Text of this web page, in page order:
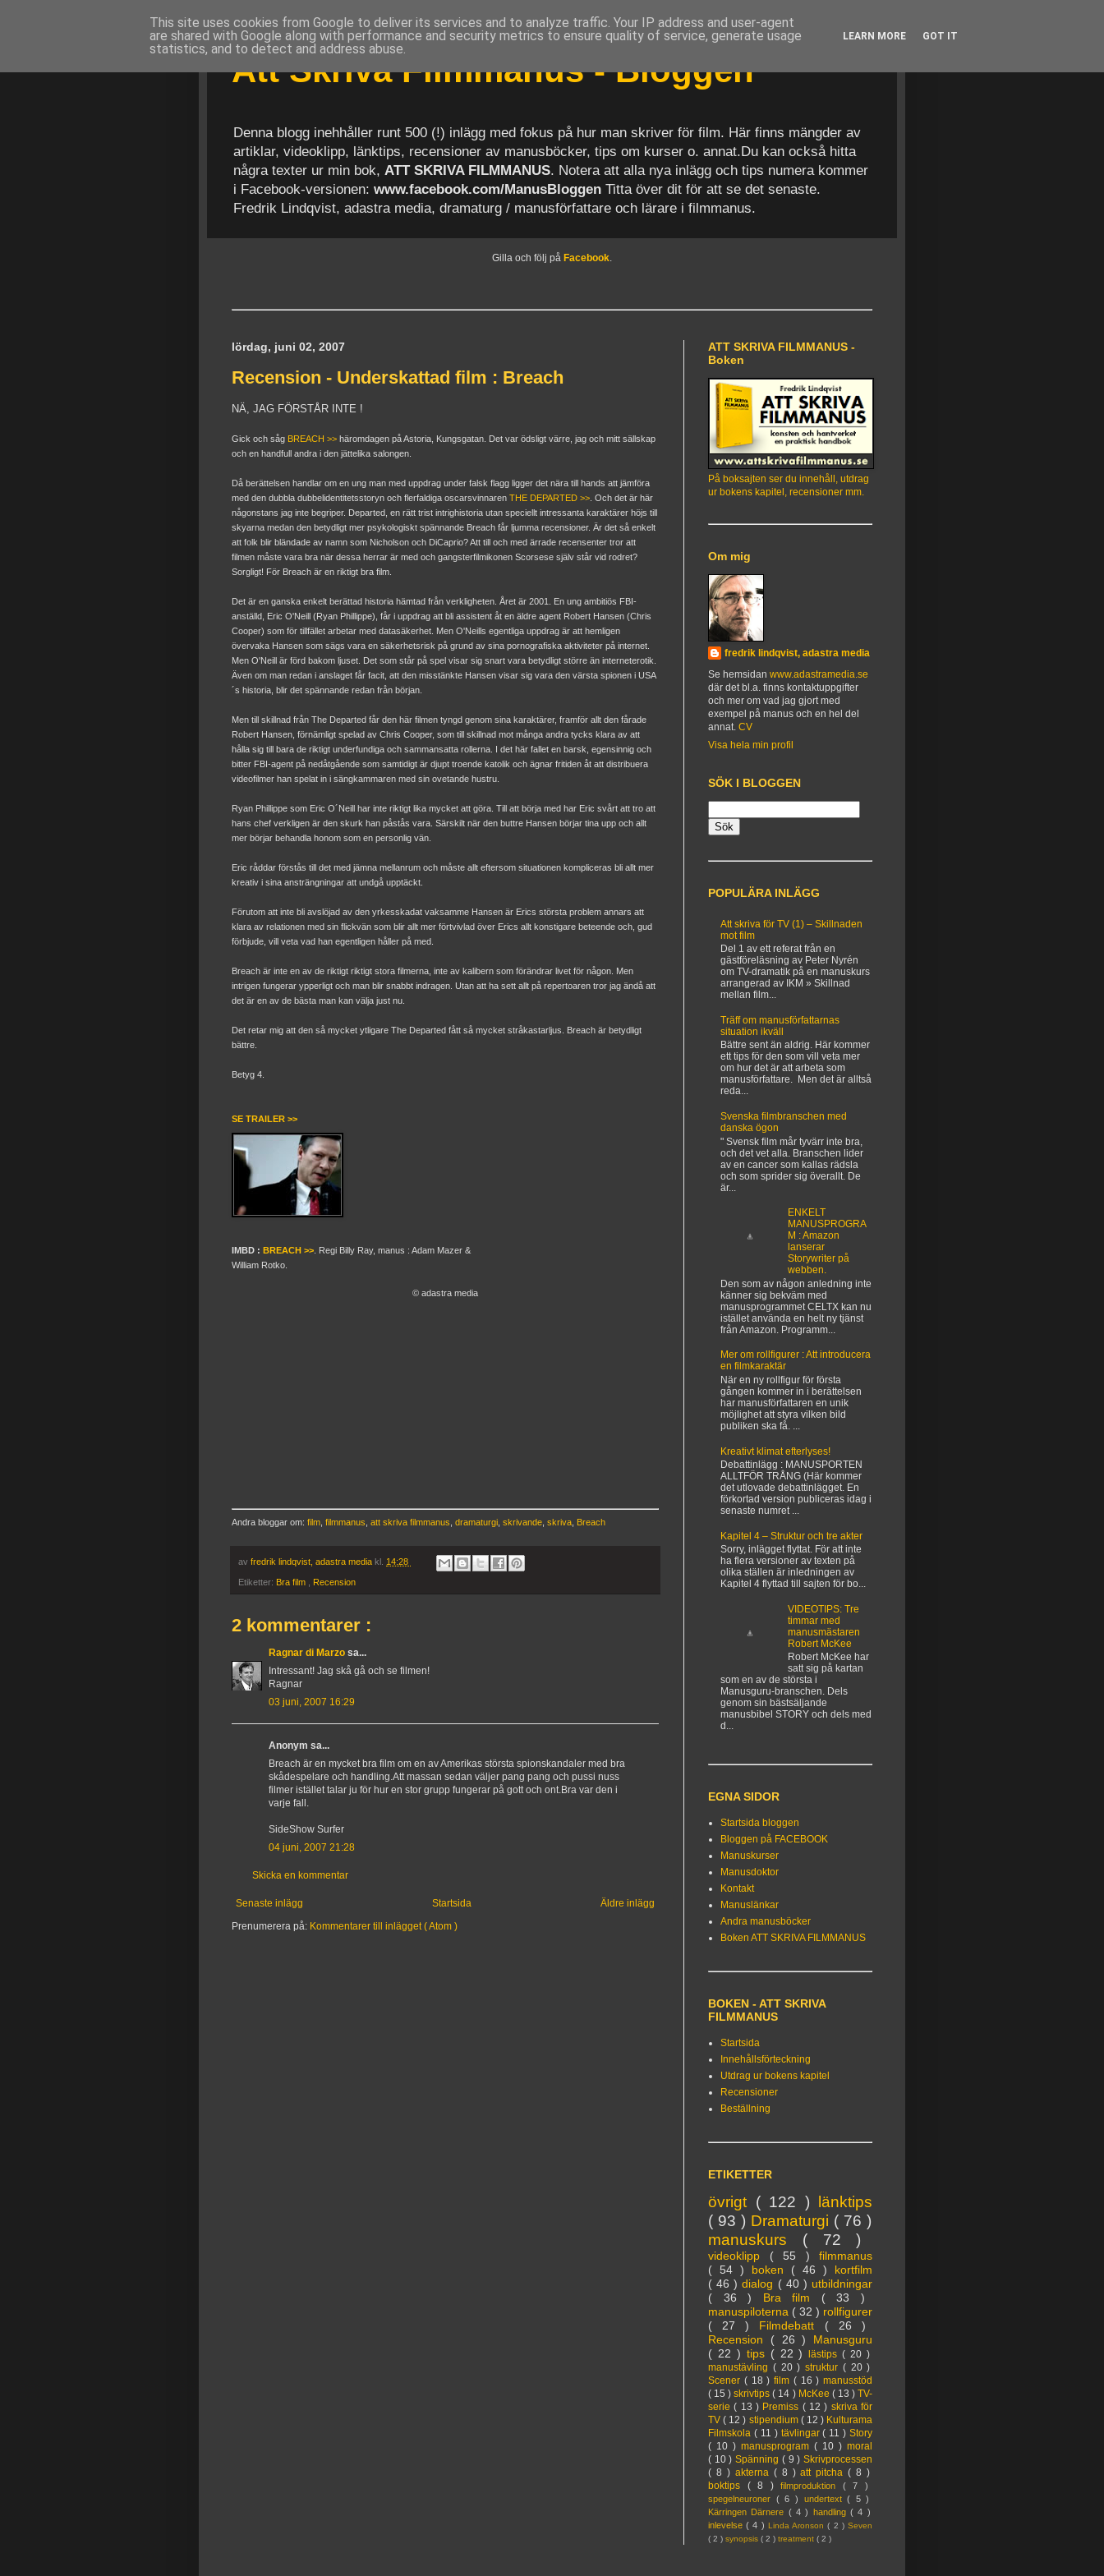
Att Skriva Filmmanus - Bloggen
Denna blogg inehhåller runt 500 (!) inlägg med fokus på hur man skriver för film. Här finns mängder av
artiklar, videoklipp, länktips, recensioner av manusböcker, tips om kurser o. annat.Du kan också hitta
några texter ur min bok, ATT SKRIVA FILMMANUS. Notera att alla nya inlägg och tips numera kommer
i Facebook-versionen: www.facebook.com/ManusBloggen Titta över dit för att se det senaste.
Fredrik Lindqvist, adastra media, dramaturg / manusförfattare och lärare i filmmanus.
Gilla och följ på Facebook.
lördag, juni 02, 2007
Recension - Underskattad film : Breach
NÄ, JAG FÖRSTÅR INTE !
Gick och såg BREACH >> häromdagen på Astoria, Kungsgatan. Det var ödsligt värre, jag och mitt sällskap
och en handfull andra i den jättelika salongen.
Då berättelsen handlar om en ung man med uppdrag under falsk flagg ligger det nära till hands att jämföra
med den dubbla dubbelidentitetsstoryn och flerfaldiga oscarsvinnaren THE DEPARTED >> . Och det är här
någonstans jag inte begriper. Departed, en rätt trist intrighistoria utan speciellt intressanta karaktärer höjs till
skyarna medan den betydligt mer psykologiskt spännande Breach får ljumma recensioner. Är det så enkelt
att folk blir bländade av namn som Nicholson och DiCaprio? Att till och med ärrade recensenter tror att
filmen måste vara bra när dessa herrar är med och gangsterfilmikonen Scorsese själv står vid rodret?
Sorgligt! För Breach är en riktigt bra film.
Det är en ganska enkelt berättad historia hämtad från verkligheten. Året är 2001. En ung ambitiös FBI-
anställd, Eric O'Neill (Ryan Phillippe), får i uppdrag att bli assistent åt en äldre agent Robert Hansen (Chris
Cooper) som för tillfället arbetar med datasäkerhet. Men O'Neills egentliga uppdrag är att hemligen
övervaka Hansen som sägs vara en säkerhetsrisk på grund av sina pornografiska aktiviteter på internet.
Men O'Neill är förd bakom ljuset. Det som står på spel visar sig snart vara betydligt större än interneterotik.
Även om man redan i anslaget får facit, att den misstänkte Hansen visar sig vara den värsta spionen i USA
´s historia, blir det spännande redan från början.
Men till skillnad från The Departed får den här filmen tyngd genom sina karaktärer, framför allt den fårade
Robert Hansen, förnämligt spelad av Chris Cooper, som till skillnad mot många andra tycks klara av att
hålla sig till bara de riktigt underfundiga och sammansatta rollerna. I det här fallet en barsk, egensinnig och
bitter FBI-agent på nedåtgående som samtidigt är djupt troende katolik och ägnar fritiden åt att distribuera
videofilmer han spelat in i sängkammaren med sin ovetande hustru.
Ryan Phillippe som Eric O´Neill har inte riktigt lika mycket att göra. Till att börja med har Eric svårt att tro att
hans chef verkligen är den skurk han påstås vara. Särskilt när den buttre Hansen börjar tina upp och allt
mer börjar behandla honom som en personlig vän.
Eric råddar förstås till det med jämna mellanrum och måste allt eftersom situationen kompliceras bli allt mer
kreativ i sina ansträngningar att undgå upptäckt.
Förutom att inte bli avslöjad av den yrkesskadat vaksamme Hansen är Erics största problem annars att
klara av relationen med sin flickvän som blir allt mer förtvivlad över Erics allt konstigare beteende och, gud
förbjude, vill veta vad han egentligen håller på med.
Breach är inte en av de riktigt riktigt stora filmerna, inte av kalibern som förändrar livet för någon. Men
intrigen fungerar ypperligt och man blir snabbt indragen. Utan att ha sett allt på repertoaren tror jag ändå att
det är en av de bästa man kan välja just nu.
Det retar mig att den så mycket ytligare The Departed fått så mycket stråkastarljus. Breach är betydligt
bättre.
Betyg 4.
SE TRAILER >>
IMBD : BREACH >> . Regi Billy Ray, manus : Adam Mazer &
William Rotko.
© adastra media
Andra bloggar om: film filmmanus att skriva filmmanus dramaturgi skrivande skriva Breach
av fredrik lindqvist, adastra media kl. 14:28
Etiketter: Bra film Recension
2 kommentarer :
Ragnar di Marzo sa...
Intressant! Jag skå gå och se filmen!
Ragnar
03 juni, 2007 16:29
Anonym sa...
Breach är en mycket bra film om en av Amerikas största spionskandaler med bra
skådespelare och handling.Att massan sedan väljer pang pang och pussi nuss
filmer istället talar ju för hur en stor grupp fungerar på gott och ont.Bra var den i
varje fall.
SideShow Surfer
04 juni, 2007 21:28
Skicka en kommentar
Senaste inlägg Äldre inlägg
Startsida
Prenumerera på: Kommentarer till inlägget ( Atom )
ATT SKRIVA FILMMANUS -
Boken
På boksajten ser du innehåll, utdrag
ur bokens kapitel, recensioner mm.
Om mig
fredrik lindqvist, adastra media
Se hemsidan www.adastramedia.se
där det bl.a. finns kontaktuppgifter
och mer om vad jag gjort med
exempel på manus och en hel del
annat. CV
Visa hela min profil
SÖK I BLOGGEN
POPULÄRA INLÄGG
Att skriva för TV (1) – Skillnaden
mot film
Del 1 av ett referat från en
gästföreläsning av Peter Nyrén
om TV-dramatik på en manuskurs
arrangerad av IKM » Skillnad
mellan film...
Träff om manusförfattarnas
situation ikväll
Bättre sent än aldrig. Här kommer
ett tips för den som vill veta mer
om hur det är att arbeta som
manusförfattare. Men det är alltså
reda...
Svenska filmbranschen med
danska ögon
" Svensk film mår tyvärr inte bra,
och det vet alla. Branschen lider
av en cancer som kallas rädsla
och som sprider sig överallt. De
är...
ENKELT
MANUSPROGRA
M : Amazon
lanserar
Storywriter på
webben.
Den som av någon anledning inte
känner sig bekväm med
manusprogrammet CELTX kan nu
istället använda en helt ny tjänst
från Amazon. Programm...
Mer om rollfigurer : Att introducera
en filmkaraktär
När en ny rollfigur för första
gången kommer in i berättelsen
har manusförfattaren en unik
möjlighet att styra vilken bild
publiken ska få. ...
Kreativt klimat efterlyses!
Debattinlägg : MANUSPORTEN
ALLTFÖR TRÅNG (Här kommer
det utlovade debattinlägget. En
förkortad version publiceras idag i
senaste numret ...
Kapitel 4 – Struktur och tre akter
Sorry, inlägget flyttat. För att inte
ha flera versioner av texten på
olika ställen är inledningen av
Kapitel 4 flyttad till sajten för bo...
VIDEOTIPS: Tre
timmar med
manusmästaren
Robert McKee
Robert McKee har
satt sig på kartan
som en av de största i
Manusguru-branschen. Dels
genom sin bästsäljande
manusbibel STORY och dels med
d...
EGNA SIDOR
Startsida bloggen
Bloggen på FACEBOOK
Manuskurser
Manusdoktor
Kontakt
Manuslänkar
Andra manusböcker
Boken ATT SKRIVA FILMMANUS
BOKEN - ATT SKRIVA
FILMMANUS
Startsida
Innehållsförteckning
Utdrag ur bokens kapitel
Recensioner
Beställning
ETIKETTER
övrigt ( 122 ) länktips
( 93 ) Dramaturgi ( 76 )
manuskurs ( 72 )
videoklipp ( 55 ) filmmanus
( 54 ) boken ( 46 ) kortfilm
( 46 )dialog ( 40 ) utbildningar
( 36 ) Bra film ( 33 )
manuspiloterna ( 32 ) rollfigurer
( 27 ) Filmdebatt ( 26 )
Recension ( 26 ) Manusguru
( 22 ) tips ( 22 )lästips( 20 )
manustävling ( 20 ) struktur ( 20 )
Scener ( 18 ) film ( 16 ) manusstöd
( 15 )skrivtips( 14 ) McKee ( 13 )TV-
serie( 13 ) Premiss ( 12 ) skriva för
TV( 12 ) stipendium ( 12 ) Kulturama
Filmskola ( 11 ) tävlingar( 11 ) Story
( 10 ) manusprogram ( 10 ) moral
( 10 )Spänning ( 9 )Skrivprocessen
( 8 ) akterna ( 8 )att pitcha( 8 )
boktips ( 8 ) filmproduktion ( 7 )
spegelneuroner ( 6 ) undertext( 5 )
Kärringen Därnere ( 4 ) handling( 4 )
inlevelse( 4 ) Linda Aronson( 2 )Seven
( 2 ) synopsis ( 2 ) treatment ( 2 )
This site uses cookies from Google to deliver its services and to analyze traffic. Your IP address and user-agent
are shared with Google along with performance and security metrics to ensure quality of service, generate usage
statistics, and to detect and address abuse.
LEARN MORE GOT IT